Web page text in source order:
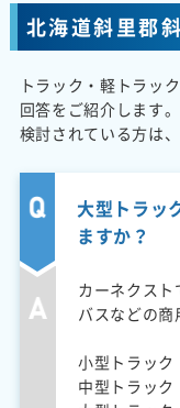
北海道斜里郡
トラック・軽トラッ
回答をご紹介します
検討されている方は
大型トラッ
ますか？
カーネクスト
バスなどの商
小型トラック
中型トラック